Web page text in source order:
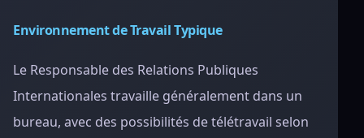
Environnement de Travail Typique
Le Responsable des Relations Publiques
Internationales travaille généralement dans un
bureau, avec des possibilités de télétravail selon